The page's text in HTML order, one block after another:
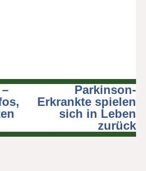
Parkinson-
Erkrankte spielen
sich in Leben
zurück